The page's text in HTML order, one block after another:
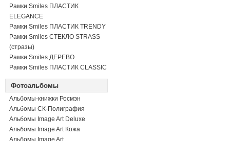
Рамки Smiles ПЛАСТИК
ELEGANCE
Рамки Smiles ПЛАСТИК TRENDY
Рамки Smiles СТЕКЛО STRASS
(стразы)
Рамки Smiles ДЕРЕВО
Рамки Smiles ПЛАСТИК CLASSIC
Фотоальбомы
Альбомы-книжки Росмэн
Альбомы СК-Полиграфия
Альбомы Image Art Deluxe
Альбомы Image Art Кожа
Альбомы Image Art